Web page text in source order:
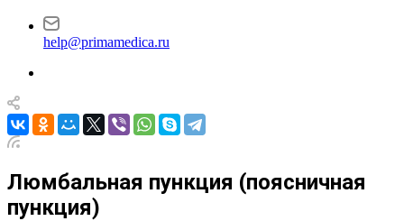
help@primamedica.ru
Люмбальная пункция (поясничная
пункция)